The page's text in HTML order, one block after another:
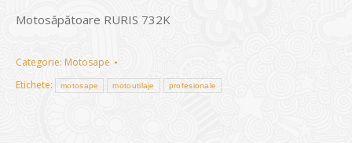
Motosăpătoare RURIS 732K
Categorie: Motosape
Etichete:
motosape motoutilaje profesionale